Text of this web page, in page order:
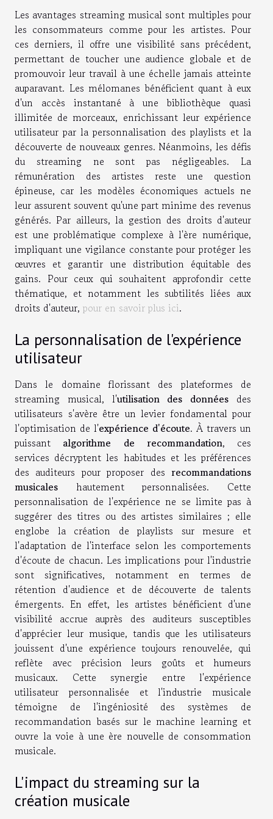
Les avantages streaming musical sont multiples pour
les consommateurs comme pour les artistes. Pour
ces derniers, il offre une visibilité sans précédent,
permettant de toucher une audience globale et de
promouvoir leur travail à une échelle jamais atteinte
auparavant. Les mélomanes bénéficient quant à eux
d'un accès instantané à une bibliothèque quasi
illimitée de morceaux, enrichissant leur expérience
utilisateur par la personnalisation des playlists et la
découverte de nouveaux genres. Néanmoins, les défis
du streaming ne sont pas négligeables. La
rémunération des artistes reste une question
épineuse, car les modèles économiques actuels ne
leur assurent souvent qu'une part minime des revenus
générés. Par ailleurs, la gestion des droits d'auteur
est une problématique complexe à l'ère numérique,
impliquant une vigilance constante pour protéger les
œuvres et garantir une distribution équitable des
gains. Pour ceux qui souhaitent approfondir cette
thématique, et notamment les subtilités liées aux
droits d'auteur, pour en savoir plus ici.
La personnalisation de l'expérience
utilisateur
Dans le domaine florissant des plateformes de
streaming musical, l'utilisation des données des
utilisateurs s'avère être un levier fondamental pour
l'optimisation de l'expérience d'écoute. À travers un
puissant algorithme de recommandation, ces
services décryptent les habitudes et les préférences
des auditeurs pour proposer des recommandations
musicales hautement personnalisées. Cette
personnalisation de l'expérience ne se limite pas à
suggérer des titres ou des artistes similaires ; elle
englobe la création de playlists sur mesure et
l'adaptation de l'interface selon les comportements
d'écoute de chacun. Les implications pour l'industrie
sont significatives, notamment en termes de
rétention d'audience et de découverte de talents
émergents. En effet, les artistes bénéficient d'une
visibilité accrue auprès des auditeurs susceptibles
d'apprécier leur musique, tandis que les utilisateurs
jouissent d'une expérience toujours renouvelée, qui
reflète avec précision leurs goûts et humeurs
musicaux. Cette synergie entre l'expérience
utilisateur personnalisée et l'industrie musicale
témoigne de l'ingéniosité des systèmes de
recommandation basés sur le machine learning et
ouvre la voie à une ère nouvelle de consommation
musicale.
L'impact du streaming sur la
création musicale